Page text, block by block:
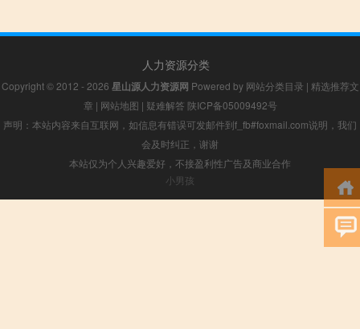
人力资源分类
Copyright © 2012 - 2026 星山源人力资源网 Powered by 网站分类目录 | 精选推荐文
章 | 网站地图 | 疑难解答 陕ICP备05009492号
声明：本站内容来自互联网，如信息有错误可发邮件到f_fb#foxmail.com说明，我们
会及时纠正，谢谢
本站仅为个人兴趣爱好，不接盈利性广告及商业合作
小男孩